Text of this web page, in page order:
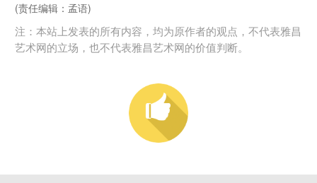
(责任编辑：孟语)
注：本站上发表的所有内容，均为原作者的观点，不代表雅昌
艺术网的立场，也不代表雅昌艺术网的价值判断。